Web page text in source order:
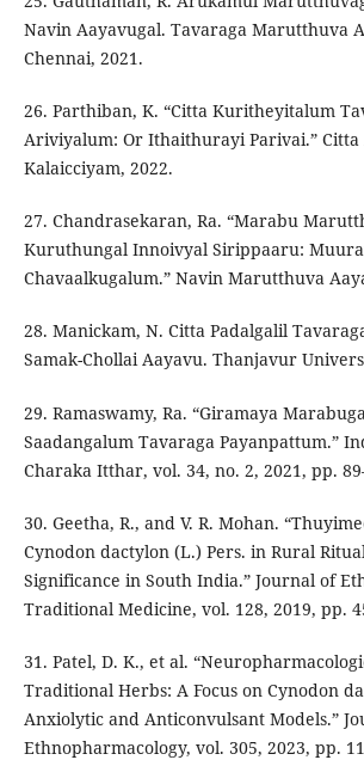
Navin Aayavugal. Tavaraga Marutthuva
Chennai, 2021.
26. Parthiban, K. “Citta Kuritheyitalum
Ariviyalum: Or Ithaithurayi Parivai.” Citta
Kalaicciyam, 2022.
27. Chandrasekaran, Ra. “Marabu
Kuruthungal Innoivyal Sirippaaru:
Chavaalkugalum.” Navin Marutthuva
28. Manickam, N. Citta Padalgalil
Samak-Chollai Aayavu. Thanjavur
29. Ramaswamy, Ra. “Giramaya
Saadangalum Tavaraga Payanpattum.”
Charaka Itthar, vol. 34, no. 2, 2021, pp.
30. Geetha, R., and V. R. Mohan.
Cynodon dactylon (L.) Pers. in Rural
Significance in South India.” Journal of
Traditional Medicine, vol. 128, 2019, pp.
31. Patel, D. K., et al.
Traditional Herbs: A Focus on Cynodon
Anxiolytic and Anticonvulsant Models.”
Ethnopharmacology, vol. 305, 2023, pp.